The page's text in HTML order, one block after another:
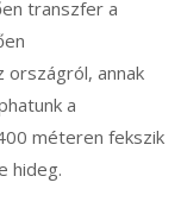
transzfer a
országról, annak
a
méteren fekszik
hideg.